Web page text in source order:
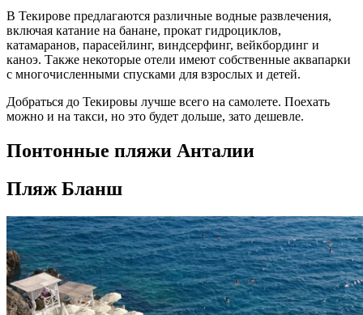
В Текирове предлагаются различные водные развлечения,
включая катание на банане, прокат гидроциклов,
катамаранов, парасейлинг, виндсерфинг, вейкбординг и
каноэ. Также некоторые отели имеют собственные аквапарки
с многочисленными спусками для взрослых и детей​​.
Добраться до Текировы лучше всего на самолете. Поехать
можно и на такси, но это будет дольше, зато дешевле.
Понтонные пляжи Анталии
Пляж Бланш